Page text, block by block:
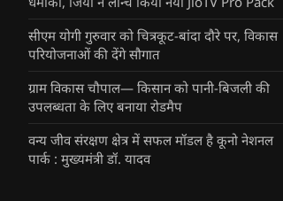
सीएम योगी गुरुवार को चित्रकूट-बांदा दौरे पर, विकास
परियोजनाओं की देंगे सौगात
ग्राम विकास चौपाल— किसान को पानी-बिजली की
उपलब्धता के लिए बनाया रोडमैप
वन्य जीव संरक्षण क्षेत्र में सफल मॉडल है कूनो नेशनल
पार्क : मुख्यमंत्री डॉ. यादव